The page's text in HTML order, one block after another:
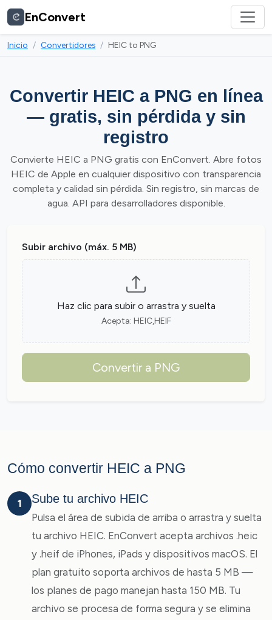
EnConvert
Inicio Convertidores HEIC to PNG
Convertir HEIC a PNG en línea
— gratis, sin pérdida y sin
registro
Convierte HEIC a PNG gratis con EnConvert. Abre fotos
HEIC de Apple en cualquier dispositivo con transparencia
completa y calidad sin pérdida. Sin registro, sin marcas de
agua. API para desarrolladores disponible.
Subir archivo (máx. 5 MB)
Haz clic para subir o arrastra y suelta
Acepta: HEIC,HEIF
Convertir a PNG
Cómo convertir HEIC a PNG
1 Sube tu archivo HEIC
Pulsa el área de subida de arriba o arrastra y suelta
tu archivo HEIC. EnConvert acepta archivos .heic
y .heif de iPhones, iPads y dispositivos macOS. El
plan gratuito soporta archivos de hasta 5 MB —
los planes de pago manejan hasta 150 MB. Tu
archivo se procesa de forma segura y se elimina